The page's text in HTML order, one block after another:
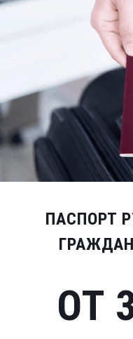
ПАСПОРТ
ОТ